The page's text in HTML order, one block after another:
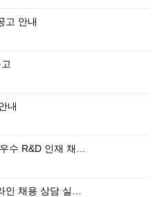
고 안내
내
수 R&D 인재 채…
인 채용 상담 실…